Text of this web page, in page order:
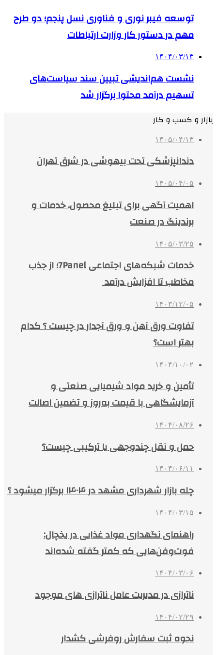
توسعه فیبر نوری و فناوری نسل پنجم؛ دو طرح
مهم در دستور کار وزارت ارتباطات
۱۴۰۴/۰۳/۱۳
نشست هم‌اندیشی تبیین سند سیاست‌های
تسهیم درآمد محتوا برگزار شد
بازار و کسب و کار
۱۴۰۵/۰۴/۱۳
دندانپزشکی تحت بیهوشی در شرق تهران
۱۴۰۵/۰۴/۰۵
اهمیت آگهی برای تبلیغ محصول، خدمات و
برندینگ در صنعت
۱۴۰۵/۰۳/۲۵
خدمات شبکه‌های اجتماعی 7Panel؛ از جذب
مخاطب تا افزایش درآمد
۱۴۰۳/۱۲/۰۵
تفاوت ورق آهن و ورق آجدار در چیست ؟ کدام
بهتر است؟
۱۴۰۴/۱۰/۰۲
تأمین و خرید مواد شیمیایی صنعتی و
آزمایشگاهی با قیمت به‌روز و تضمین اصالت
۱۴۰۴/۰۸/۲۶
حمل و نقل چندوجهی یا ترکیبی چیست؟
۱۴۰۴/۰۶/۱۱
چله بازار شهرداری مشهد در ۱۴۰۴ برگزار میشود ؟
۱۴۰۴/۰۳/۱۵
راهنمای نگهداری مواد غذایی در یخچال:
فوت‌وفن‌هایی که کمتر گفته شده‌اند
۱۴۰۴/۰۳/۰۶
ناترازی در مدیریت عامل ناترازی های موجود
۱۴۰۴/۰۲/۲۹
نحوه ثبت سفارش روفرشی کشدار